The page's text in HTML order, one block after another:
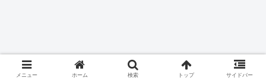
メニュー ホーム 検索 トップ サイドバー